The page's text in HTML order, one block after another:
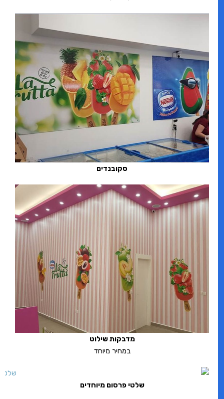
סקובנדים
מדבקות שילוט
במחיר מיוחד
שלטי פרסום מיוחדים